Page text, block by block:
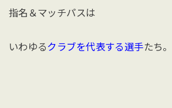
指名＆マッチパスは
いわゆるクラブを代表する選手たち。